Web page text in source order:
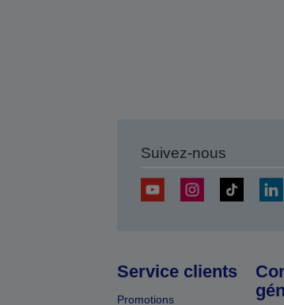
Suivez-nous
Service clients
Promotions